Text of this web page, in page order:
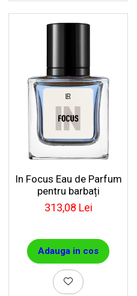
In Focus Eau de Parfum
pentru barbați
313,08 Lei
Adauga in cos